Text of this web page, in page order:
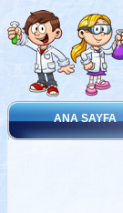
ANA SAYFA